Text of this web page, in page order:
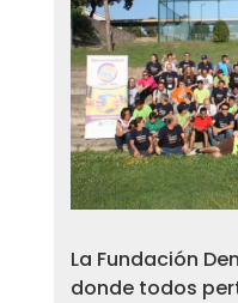
La Fundación
donde todos